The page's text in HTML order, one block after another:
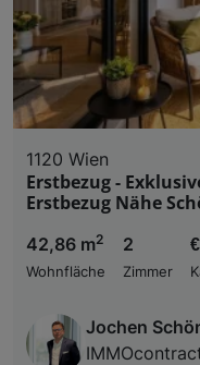
1120 Wien
Erstbezug -
Erstbezug Nähe
42,86 m2
Wohnfläche
2
Zimmer
Jochen